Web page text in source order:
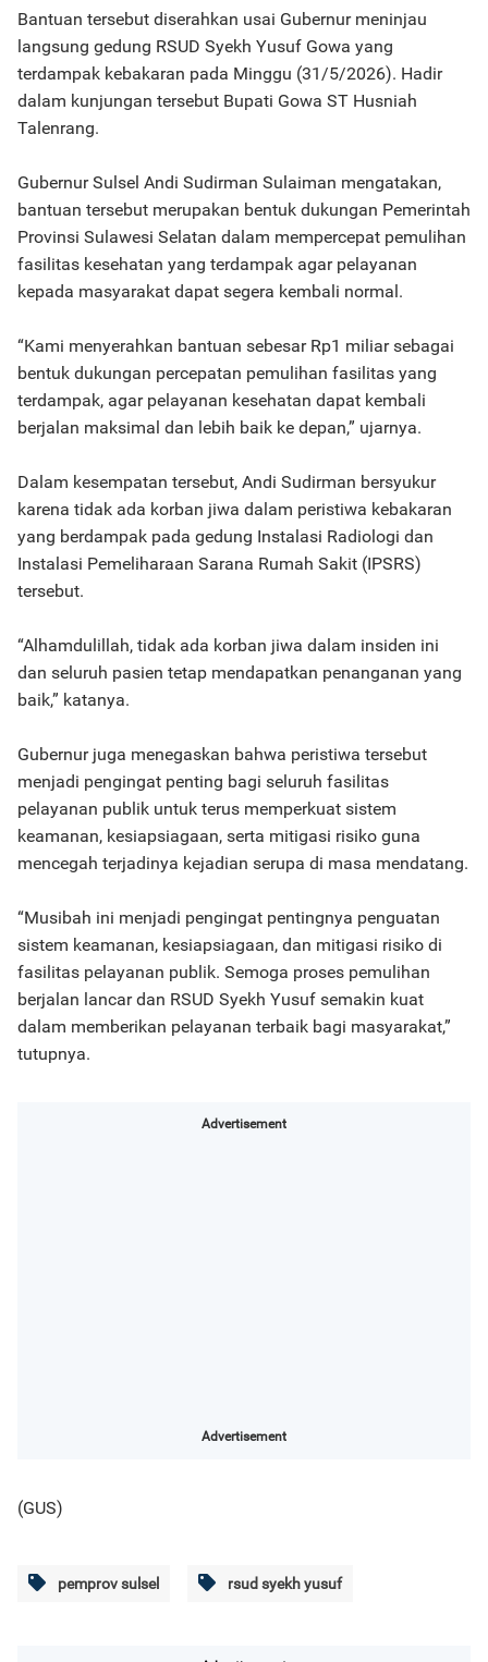
Bantuan tersebut diserahkan usai Gubernur meninjau
langsung gedung RSUD Syekh Yusuf Gowa yang
terdampak kebakaran pada Minggu (31/5/2026). Hadir
dalam kunjungan tersebut Bupati Gowa ST Husniah
Talenrang.
Gubernur Sulsel Andi Sudirman Sulaiman mengatakan,
bantuan tersebut merupakan bentuk dukungan Pemerintah
Provinsi Sulawesi Selatan dalam mempercepat pemulihan
fasilitas kesehatan yang terdampak agar pelayanan
kepada masyarakat dapat segera kembali normal.
“Kami menyerahkan bantuan sebesar Rp1 miliar sebagai
bentuk dukungan percepatan pemulihan fasilitas yang
terdampak, agar pelayanan kesehatan dapat kembali
berjalan maksimal dan lebih baik ke depan,” ujarnya.
Dalam kesempatan tersebut, Andi Sudirman bersyukur
karena tidak ada korban jiwa dalam peristiwa kebakaran
yang berdampak pada gedung Instalasi Radiologi dan
Instalasi Pemeliharaan Sarana Rumah Sakit (IPSRS)
tersebut.
“Alhamdulillah, tidak ada korban jiwa dalam insiden ini
dan seluruh pasien tetap mendapatkan penanganan yang
baik,” katanya.
Gubernur juga menegaskan bahwa peristiwa tersebut
menjadi pengingat penting bagi seluruh fasilitas
pelayanan publik untuk terus memperkuat sistem
keamanan, kesiapsiagaan, serta mitigasi risiko guna
mencegah terjadinya kejadian serupa di masa mendatang.
“Musibah ini menjadi pengingat pentingnya penguatan
sistem keamanan, kesiapsiagaan, dan mitigasi risiko di
fasilitas pelayanan publik. Semoga proses pemulihan
berjalan lancar dan RSUD Syekh Yusuf semakin kuat
dalam memberikan pelayanan terbaik bagi masyarakat,”
tutupnya.
Advertisement
Advertisement
(GUS)
pemprov sulsel rsud syekh yusuf